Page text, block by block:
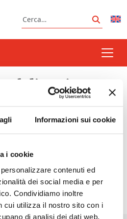
Informazioni sui cookie
i cookie
contenuti ed
dei social media e per
Condividiamo inoltre
cui utilizza il nostro sito con i
di analisi dei dati web,
Cerca
Cerca
di cecina
Val di Cecina
- 13/08/2026 -
il giorno